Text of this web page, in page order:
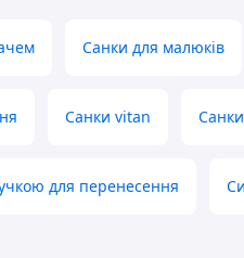
Санки для малюків
Санки vitan
для перенесення